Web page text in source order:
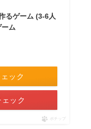
るゲーム (3-6人
ム
ック
ック
ポチップ